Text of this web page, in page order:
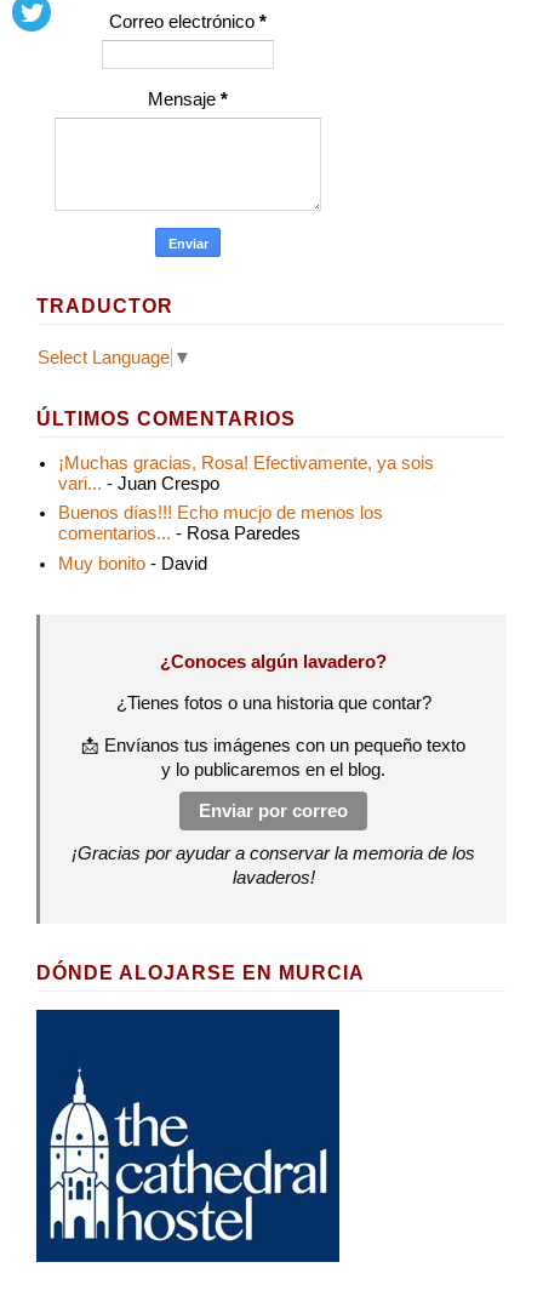
Correo electrónico *
Mensaje *
TRADUCTOR
Select Language ▼
ÚLTIMOS COMENTARIOS
¡Muchas gracias, Rosa! Efectivamente, ya sois
vari... - Juan Crespo
Buenos días!!! Echo mucjo de menos los
comentarios... - Rosa Paredes
Muy bonito - David
¿Conoces algún lavadero?
¿Tienes fotos o una historia que contar?
📩 Envíanos tus imágenes con un pequeño texto
y lo publicaremos en el blog.
Enviar por correo
¡Gracias por ayudar a conservar la memoria de los
lavaderos!
DÓNDE ALOJARSE EN MURCIA